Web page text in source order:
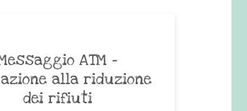
ATM –
alla riduzione
dei rifiuti